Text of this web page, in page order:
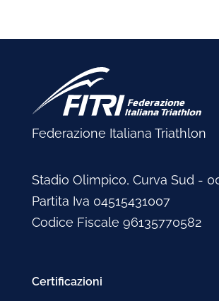
Federazione Italiana Triathlon
Stadio Olimpico, Curva Sud -
Partita Iva 04515431007
Codice Fiscale 96135770582
Certificazioni